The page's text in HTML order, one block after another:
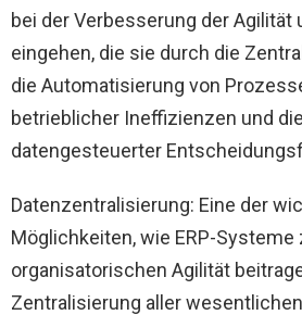
bei der Verbesserung der Agilität
eingehen, die sie durch die
die Automatisierung von
betrieblicher Ineffizienzen und
datengesteuerter
Datenzentralisierung: Eine der
Möglichkeiten, wie ERP-Systeme
organisatorischen Agilität
Zentralisierung aller